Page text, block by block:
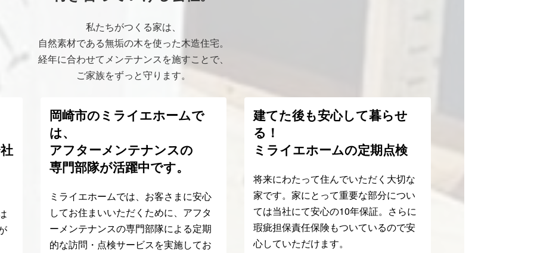
私たちがつくる家は、
自然素材である無垢の木を使った木造住宅。
経年に合わせてメンテナンスを施すことで、
ご家族をずっと守ります。
岡崎市のミライエホームで
は、
アフターメンテナンスの
専門部隊が活躍中です。
ミライエホームでは、お客さまに安心
してお住まいいただくために、アフタ
ーメンテナンスの専門部隊による定期
的な訪問・点検サービスを実施してお
建てた後も安心して暮らせ
る！
ミライエホームの定期点検
将来にわたって住んでいただく大切な
家です。家にとって重要な部分につい
ては当社にて安心の10年保証。さらに
瑕疵担保責任保険もついているので安
心していただけます。